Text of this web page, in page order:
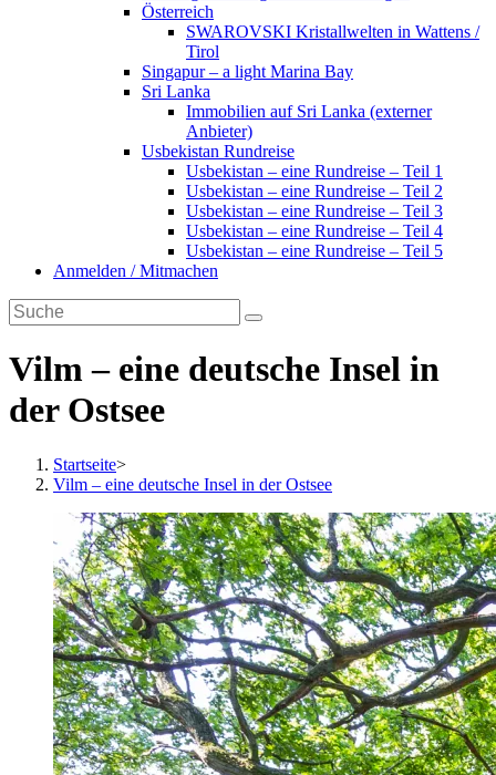
Österreich
SWAROVSKI Kristallwelten in Wattens /
Tirol
Singapur – a light Marina Bay
Sri Lanka
Immobilien auf Sri Lanka (externer
Anbieter)
Usbekistan Rundreise
Usbekistan – eine Rundreise – Teil 1
Usbekistan – eine Rundreise – Teil 2
Usbekistan – eine Rundreise – Teil 3
Usbekistan – eine Rundreise – Teil 4
Usbekistan – eine Rundreise – Teil 5
Anmelden / Mitmachen
Vilm – eine deutsche Insel in
der Ostsee
Startseite>
Vilm – eine deutsche Insel in der Ostsee